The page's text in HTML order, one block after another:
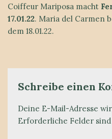
Coiffeur Mariposa macht
17.01.22. Maria del Carmen
dem 18.01.22.
Schreibe einen
Deine E-Mail-Adresse
Erforderliche Felder